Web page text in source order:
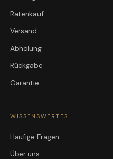
Ratenkauf
Versand
Abholung
Rückgabe
Garantie
WISSENSWERTES
Häufige Fragen
Über uns